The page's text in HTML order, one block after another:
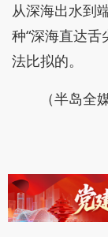
从深海出水到
种“深海直达
法比拟的。
（半岛全